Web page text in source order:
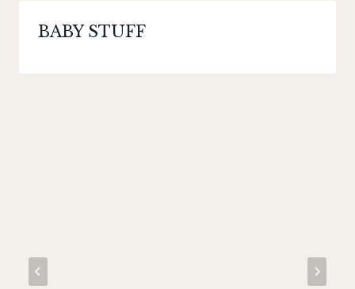
BABY STUFF